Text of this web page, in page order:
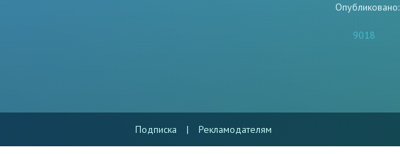
9018
Подписка | Рекламодателям